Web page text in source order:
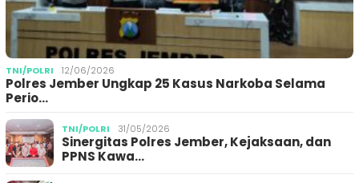
TNI/POLRI 12/06/2026
Polres Jember Ungkap 25 Kasus Narkoba Selama
Perio…
TNI/POLRI 31/05/2026
Sinergitas Polres Jember, Kejaksaan, dan
PPNS Kawa…